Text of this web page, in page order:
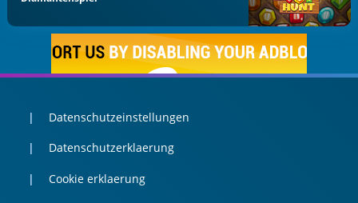
Datenschutzeinstellungen
Datenschutzerklaerung
Cookie erklaerung